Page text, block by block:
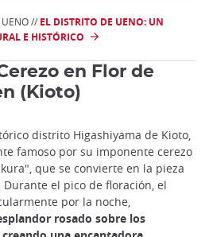
UENO // EL DISTRITO DE UENO: UN
E HISTÓRICO
en Flor de
(Kioto)
distrito Higashiyama de Kioto,
famoso por su imponente cerezo
que se convierte en la pieza
el pico de floración, el
por la noche,
rosado sobre los